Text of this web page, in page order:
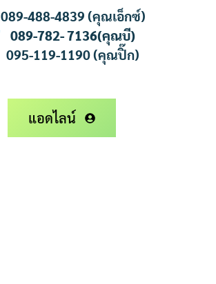
089-488-4839 (คุณเอ็กซ์)
089-782- 7136(คุณบี)
095-119-1190 (คุณปิ๊ก)
แอดไลน์